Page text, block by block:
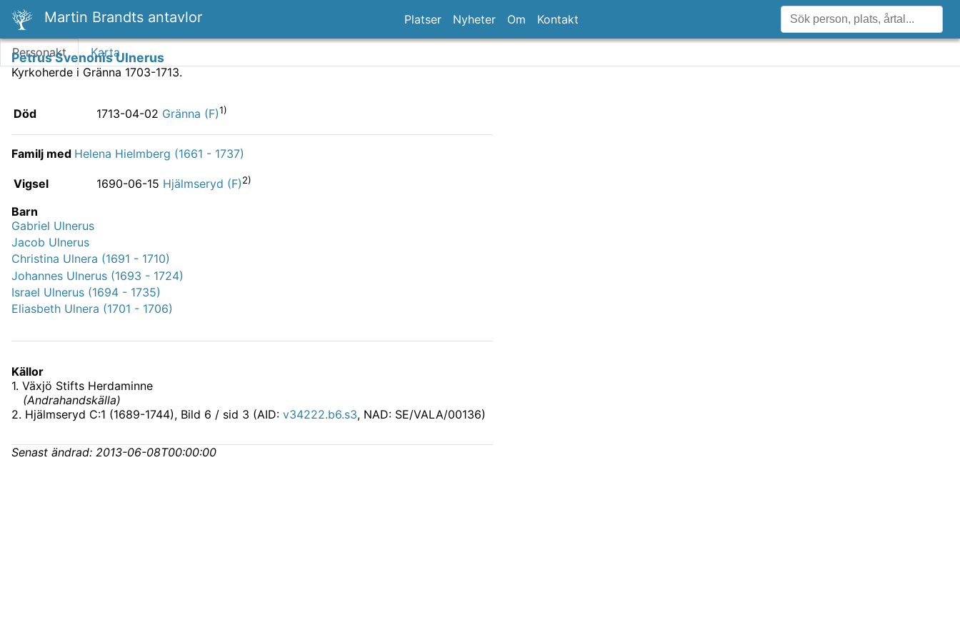
Martin Brandts antavlor Platser Nyheter Om Kontakt
Personakt Karta
Petrus Svenonis Ulnerus
Kyrkoherde i Gränna 1703-1713.
Död 1713-04-02 Gränna (F)1)
Familj med Helena Hielmberg (1661 - 1737)
Vigsel 1690-06-15 Hjälmseryd (F)2)
Barn
Gabriel Ulnerus
Jacob Ulnerus
Christina Ulnera (1691 - 1710)
Johannes Ulnerus (1693 - 1724)
Israel Ulnerus (1694 - 1735)
Eliasbeth Ulnera (1701 - 1706)
Källor
1. Växjö Stifts Herdaminne
(Andrahandskälla)
2. Hjälmseryd C:1 (1689-1744), Bild 6 / sid 3 (AID: v34222.b6.s3, NAD: SE/VALA/00136)
Senast ändrad: 2013-06-08T00:00:00